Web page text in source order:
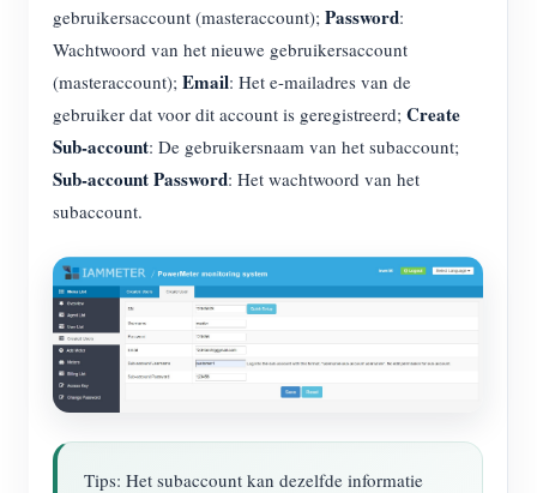
gebruikersaccount (masteraccount); Password:
Wachtwoord van het nieuwe gebruikersaccount
(masteraccount); Email: Het e-mailadres van de
gebruiker dat voor dit account is geregistreerd; Create
Sub-account: De gebruikersnaam van het subaccount;
Sub-account Password: Het wachtwoord van het
subaccount.
Tips: Het subaccount kan dezelfde informatie